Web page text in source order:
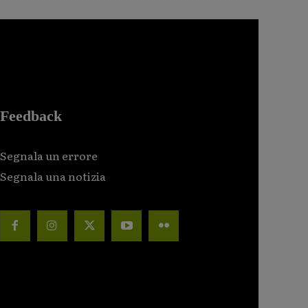
Feedback
Segnala un errore
Segnala una notizia